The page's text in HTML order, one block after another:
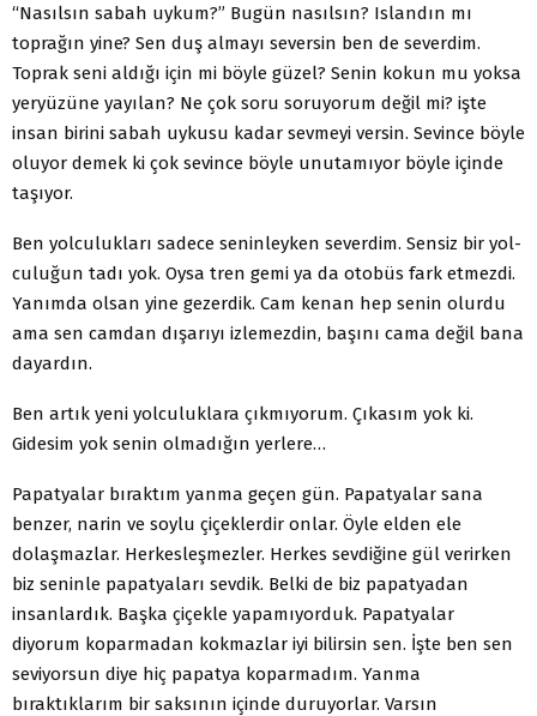
“Nasılsın sabah uykum?” Bugün nasılsın? Islandın mı
toprağın yine? Sen duş almayı seversin ben de severdim.
Toprak seni aldığı için mi böyle güzel? Senin kokun mu yoksa
yeryüzüne yayılan? Ne çok soru soruyorum değil mi? işte
insan birini sabah uykusu kadar sevmeyi versin. Sevince böyle
oluyor demek ki çok sevince böyle unutamıyor böyle içinde
taşıyor.
Ben yolculukları sadece seninleyken severdim. Sensiz bir yol­
culuğun tadı yok. Oysa tren gemi ya da otobüs fark etmezdi.
Ya­nımda olsan yine gezerdik. Cam kenan hep senin olurdu
ama sen camdan dışarıyı izlemezdin, başını cama değil bana
dayardın.
Ben artık yeni yolculuklara çıkmıyorum. Çıkasım yok ki.
Gidesim yok senin olmadığın yerlere…
Papatyalar bıraktım yanma geçen gün. Papatyalar sana
ben­zer, narin ve soylu çiçeklerdir onlar. Öyle elden ele
dolaşmazlar. Herkesleşmezler. Herkes sevdiğine gül verirken
biz seninle papat­yaları sevdik. Belki de biz papatyadan
insanlardık. Başka çiçekle yapamıyorduk. Papatyalar
diyorum koparmadan kokmazlar iyi bilirsin sen. İşte ben sen
seviyorsun diye hiç papatya koparma­dım. Yanma
bıraktıklarım bir saksının içinde duruyorlar. Varsın